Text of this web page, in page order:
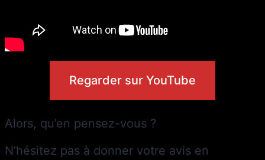
Regarder sur YouTube
Alors, qu’en pensez-vous ?
N’hésitez pas à donner votre avis en